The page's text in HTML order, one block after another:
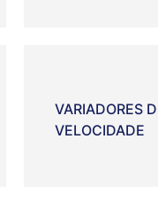
VARIADORES
VELOCIDADE